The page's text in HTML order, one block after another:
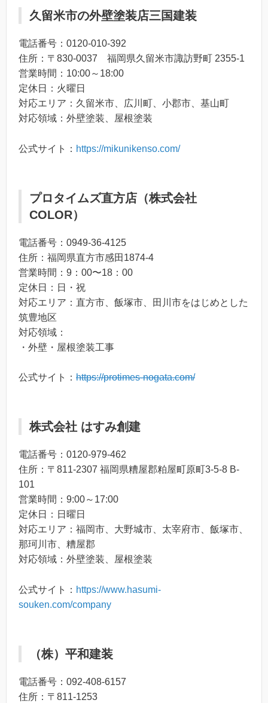
久留米市の外壁塗装店三国建装
電話番号：0120-010-392
住所：〒830-0037 福岡県久留米市諏訪野町 2355-1
営業時間：10:00～18:00
定休日：火曜日
対応エリア：久留米市、広川町、小郡市、基山町
対応領域：外壁塗装、屋根塗装
公式サイト： https://mikunikenso.com/
プロタイムズ直方店（株式会社
COLOR）
電話番号：0949-36-4125
住所：福岡県直方市感田1874-4
営業時間：9：00〜18：00
定休日：日・祝
対応エリア：直方市、飯塚市、田川市をはじめとした
筑豊地区
対応領域：
・外壁・屋根塗装工事
公式サイト： https://protimes-nogata.com/
株式会社 はすみ創建
電話番号：0120-979-462
住所：〒811-2307 福岡県糟屋郡粕屋町原町3-5-8 B-
101
営業時間：9:00～17:00
定休日：日曜日
対応エリア：福岡市、大野城市、太宰府市、飯塚市、
那珂川市、糟屋郡
対応領域：外壁塗装、屋根塗装
公式サイト： https://www.hasumi-
souken.com/company
（株）平和建装
電話番号：092-408-6157
住所：〒811-1253